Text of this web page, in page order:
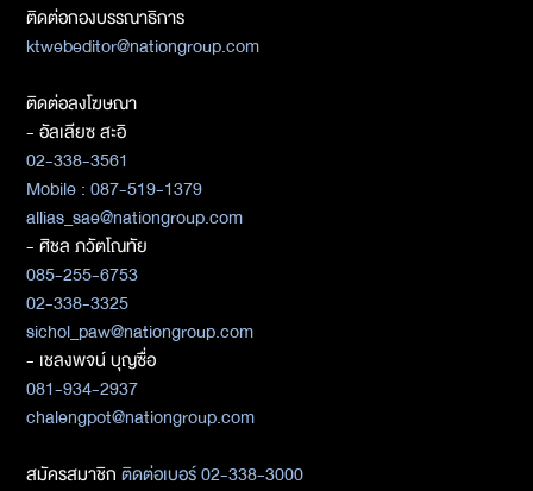
ติดต่อกองบรรณาธิการ
ktwebeditor@nationgroup.com
ติดต่อลงโฆษณา
- อัลเลียซ สะอิ
02-338-3561
Mobile : 087-519-1379
allias_sae@nationgroup.com
- ศิชล ภวัตโณทัย
085-255-6753
02-338-3325
sichol_paw@nationgroup.com
- เชลงพจน์ บุญซื่อ
081-934-2937
chalengpot@nationgroup.com
สมัครสมาชิกติดต่อเบอร์ 02-338-3000